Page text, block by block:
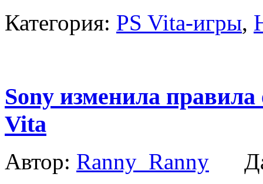
Категория: PS Vita-игры,
Sony изменила
Vita
Автор: Ranny_Ranny